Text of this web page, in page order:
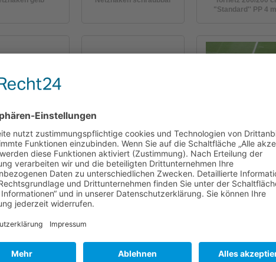
"Standard'' PP 4
€ 137,25
200/200 cm
PP 3,5 mm
ab € 98,25
Tornetz 200/200 cm
"zweifarbig" PP 4 mm
€ 39,90
Tornetz 200/200 cm
PE 4 mm, grün